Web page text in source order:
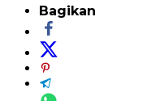
Bagikan